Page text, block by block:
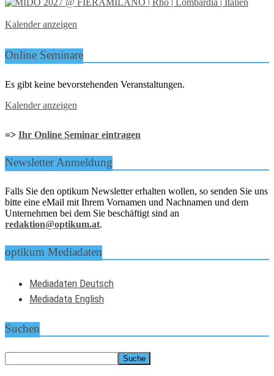
Kalender anzeigen
Online Seminare
Es gibt keine bevorstehenden Veranstaltungen.
Kalender anzeigen
=> Ihr Online Seminar eintragen
Newsletter Anmeldung
Falls Sie den optikum Newsletter erhalten wollen, so senden Sie uns
bitte eine eMail mit Ihrem Vornamen und Nachnamen und dem
Unternehmen bei dem Sie beschäftigt sind an
redaktion@optikum.at.
optikum Mediadaten
Mediadaten Deutsch
Mediadata English
Suchen